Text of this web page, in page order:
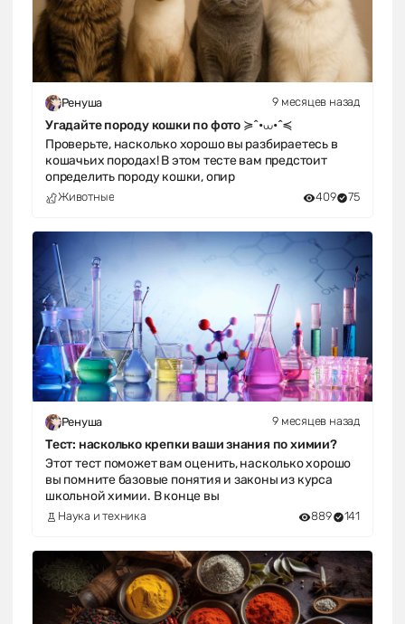
Ренуша 9 месяцев назад
Угадайте породу кошки по фото ≽^•⩊•^≼
Проверьте, насколько хорошо вы разбираетесь в
кошачьих породах! В этом тесте вам предстоит
определить породу кошки, опир
Животные 409 75
Ренуша 9 месяцев назад
Тест: насколько крепки ваши знания по химии?
Этот тест поможет вам оценить, насколько хорошо
вы помните базовые понятия и законы из курса
школьной химии. В конце вы
Наука и техника 889 141